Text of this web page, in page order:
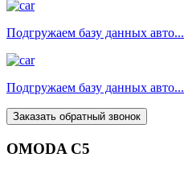
Подгружаем базу данных авто...
Подгружаем базу данных авто...
Заказать обратный звонок
OMODA C5